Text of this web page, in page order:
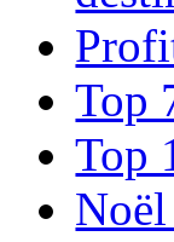
Top
Top
Noël